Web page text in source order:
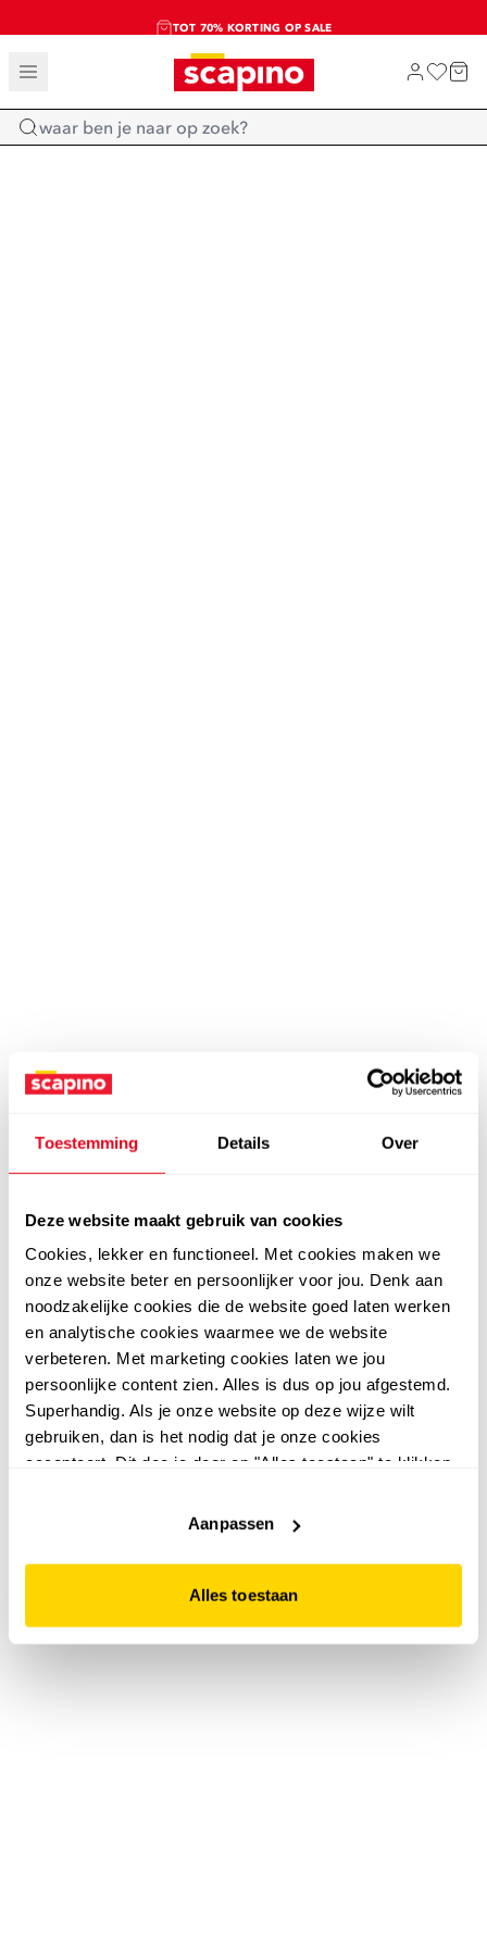
Toestemming Details Over
Deze website maakt gebruik van cookies
Cookies, lekker en functioneel. Met cookies maken we
onze website beter en persoonlijker voor jou. Denk aan
noodzakelijke cookies die de website goed laten werken
en analytische cookies waarmee we de website
verbeteren. Met marketing cookies laten we jou
persoonlijke content zien. Alles is dus op jou afgestemd.
Superhandig. Als je onze website op deze wijze wilt
gebruiken, dan is het nodig dat je onze cookies
accepteert. Dit doe je door op "Alles toestaan" te klikken.
website niet optimaal functioneert.
Aanpassen
Alles toestaan
SALE: LAATSTE KANS!
SHOP NIEUW
Home